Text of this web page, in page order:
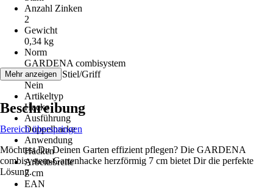
Anzahl Zinken
2
Gewicht
0,34 kg
Norm
GARDENA combisystem
Inklusive Stiel/Griff
Nein
Artikeltyp
Hacke
Ausführung
Doppelhacke
Anwendung
Hacken
Arbeitsbreite
7 cm
EAN
Mehr anzeigen
Beschreibung
Bereich überspringen
Möchtest Du Deinen Garten effizient pflegen? Die GARDENA
combisystem-Gartenhacke herzförmig 7 cm bietet Dir die perfekte
Lösung.